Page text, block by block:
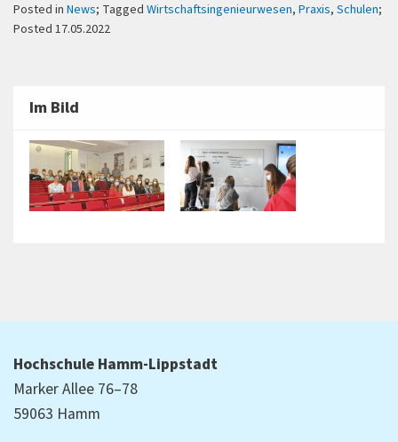
Posted in News; Tagged Wirtschaftsingenieurwesen, Praxis, Schulen;
Posted 17.05.2022
Im Bild
Hochschule Hamm-Lippstadt
Marker Allee 76–78
59063 Hamm